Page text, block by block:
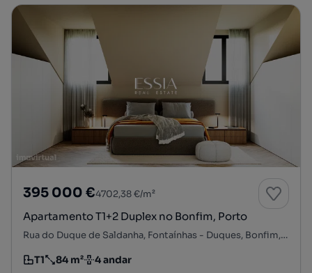
395 000 €4702,38 €/m²
Apartamento T1+2 Duplex no Bonfim, Porto
Rua do Duque de Saldanha, Fontaínhas - Duques, Bonfim, Porto, Porto
Tipologia
T1
Preço por metro quadrado
84 m²
Andar 4 andar